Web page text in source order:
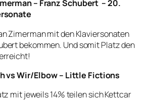
– Franz Schubert – 20.
Zimerman mit den Klaviersonaten
bekommen. Und somit Platz den
vs Wir/Elbow – Little Fictions
mit jeweils 14% teilen sich Kettcar